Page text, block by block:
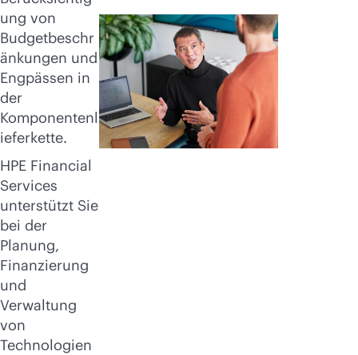
ung von
Budgetbeschr
änkungen und
Engpässen in
der
Komponentenl
ieferkette.
HPE Financial
Services
unterstützt Sie
bei der
Planung,
Finanzierung
und
Verwaltung
von
Technologien